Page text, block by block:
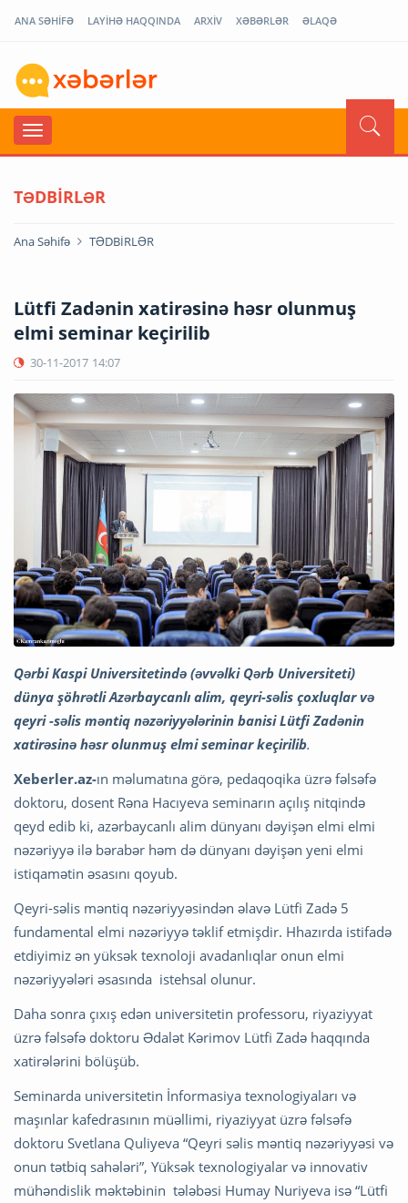
ANA SƏHİFƏ LAYİHƏ HAQQINDA ARXİV XƏBƏRLƏR ƏLAQƏ
TƏDBİRLƏR
Ana Səhifə TƏDBİRLƏR
Lütfi Zadənin xatirəsinə həsr olunmuş
elmi seminar keçirilib
30-11-2017 14:07
Qərbi Kaspi Universitetində (əvvəlki Qərb Universiteti)
dünya şöhrətli Azərbaycanlı alim, qeyri-səlis çoxluqlar və
qeyri -səlis məntiq nəzəriyyələrinin banisi Lütfi Zadənin
xatirəsinə həsr olunmuş elmi seminar keçirilib.
Xeberler.az-ın məlumatına görə, pedaqoqika üzrə fəlsəfə
doktoru, dosent Rəna Hacıyeva seminarın açılış nitqində
qeyd edib ki, azərbaycanlı alim dünyanı dəyişən elmi elmi
nəzəriyyə ilə bərabər həm də dünyanı dəyişən yeni elmi
istiqamətin əsasını qoyub.
Qeyri-səlis məntiq nəzəriyyəsindən əlavə Lütfi Zadə 5
fundamental elmi nəzəriyyə təklif etmişdir. Hhazırda istifadə
etdiyimiz ən yüksək texnoloji avadanlıqlar onun elmi
nəzəriyyələri əsasında istehsal olunur.
Daha sonra çıxış edən universitetin professoru, riyaziyyat
üzrə fəlsəfə doktoru Ədalət Kərimov Lütfi Zadə haqqında
xatirələrini bölüşüb.
Seminarda universitetin İnformasiya texnologiyaları və
maşınlar kafedrasının müəllimi, riyaziyyat üzrə fəlsəfə
doktoru Svetlana Quliyeva “Qeyri səlis məntiq nəzəriyyəsi və
onun tətbiq sahələri”, Yüksək texnologiyalar və innovativ
mühəndislik məktəbinin tələbəsi Humay Nuriyeva isə “Lütfi